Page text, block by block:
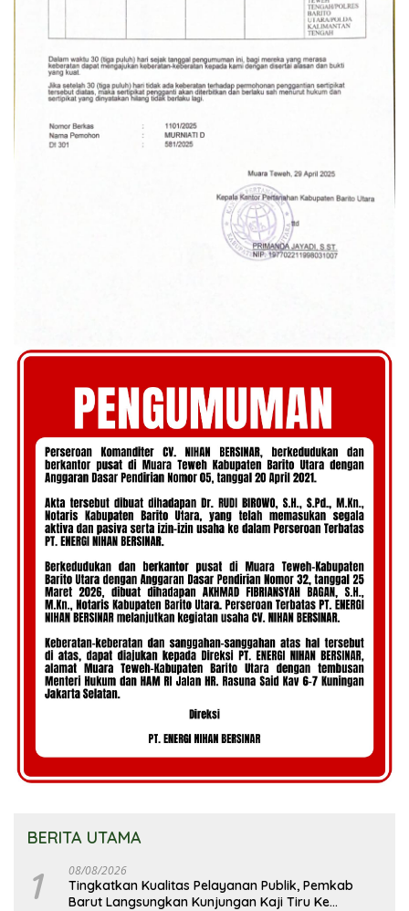
BERITA UTAMA
1 08/08/2026
Tingkatkan Kualitas Pelayanan Publik, Pemkab
Barut Langsungkan Kunjungan Kaji Tiru Ke